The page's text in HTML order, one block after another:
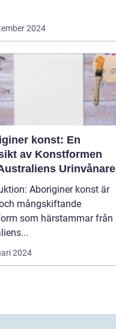
2024
konst: En
av Konstformen
Urinvånare
Aboriginer konst är
mångskiftande
som härstammar från
2024